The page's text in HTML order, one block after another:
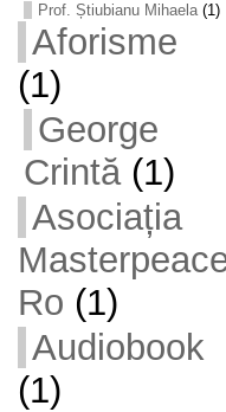
Prof. Știubianu Mihaela(1)
Aforisme
(1)
George
Crintă(1)
Asociația
Ro (1)
Audiobook
(1)